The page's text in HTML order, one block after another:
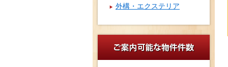
外構・エクステリア